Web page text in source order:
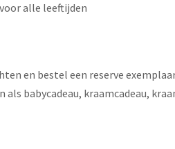
alle leeftijden
en bestel een reserve
als babycadeau, kraamcadeau,